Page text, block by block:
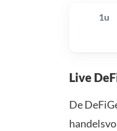
1u
Live
De